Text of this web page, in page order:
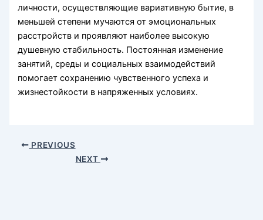
личности, осуществляющие вариативную бытие, в
меньшей степени мучаются от эмоциональных
расстройств и проявляют наиболее высокую
душевную стабильность. Постоянная изменение
занятий, среды и социальных взаимодействий
помогает сохранению чувственного успеха и
жизнестойкости в напряженных условиях.
PREVIOUS
NEXT